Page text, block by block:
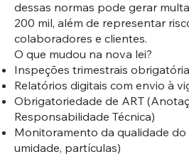
dessas normas pode gerar
200 mil, além de representar
colaboradores e clientes.
O que mudou na nova lei?
Inspeções trimestrais
Relatórios digitais com envio à
Obrigatoriedade de ART
Responsabilidade Técnica)
Monitoramento da qualidade do
umidade, partículas)